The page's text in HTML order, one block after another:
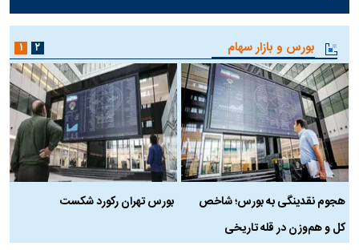
بورس و بازار سهام
هجوم نقدینگی به بورس؛ شاخص
کل و هم‌وزن در قله تاریخی
بورس تهران رکورد شکست
۱ ۲